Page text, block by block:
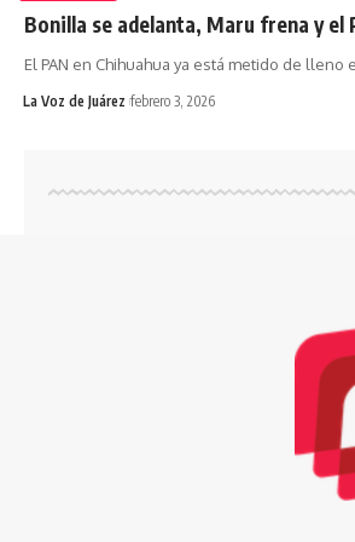
Bonilla se adelanta, Maru frena y el
El PAN en Chihuahua ya está metido de lleno
La Voz de Juárez febrero 3, 2026